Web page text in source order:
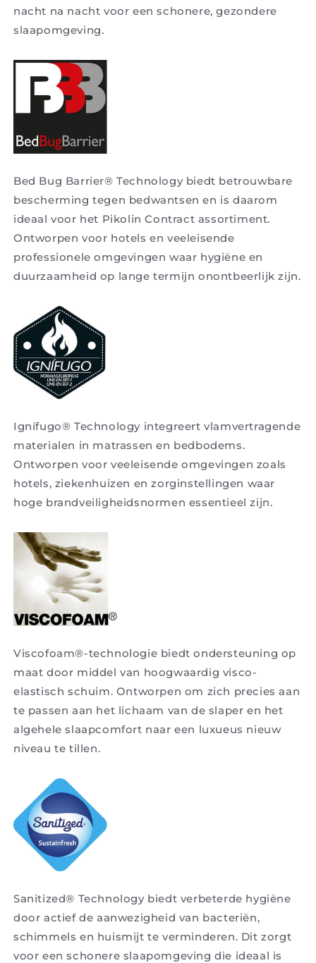
nacht na nacht voor een schonere, gezondere
slaapomgeving.
Bed Bug Barrier® Technology biedt betrouwbare
bescherming tegen bedwantsen en is daarom
ideaal voor het Pikolin Contract assortiment.
Ontworpen voor hotels en veeleisende
professionele omgevingen waar hygiëne en
duurzaamheid op lange termijn onontbeerlijk zijn.
Ignífugo® Technology integreert vlamvertragende
materialen in matrassen en bedbodems.
Ontworpen voor veeleisende omgevingen zoals
hotels, ziekenhuizen en zorginstellingen waar
hoge brandveiligheidsnormen essentieel zijn.
Viscofoam®-technologie biedt ondersteuning op
maat door middel van hoogwaardig visco-
elastisch schuim. Ontworpen om zich precies aan
te passen aan het lichaam van de slaper en het
algehele slaapcomfort naar een luxueus nieuw
niveau te tillen.
Sanitized® Technology biedt verbeterde hygiëne
door actief de aanwezigheid van bacteriën,
schimmels en huismijt te verminderen. Dit zorgt
voor een schonere slaapomgeving die ideaal is